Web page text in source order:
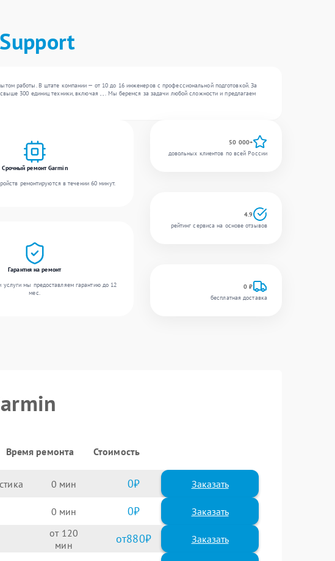
работы. В штате компании — от 10 до 16 инженеров с профессиональной подготовкой. За
300 единиц техники, включая , , . Мы беремся за задачи любой сложности и предлагаем
Срочный ремонт Garmin
ремонтируются в течении 60 минут.
Гарантия на ремонт
услуги мы предоставляем гарантию до 12
мес.
50 000+
довольных клиентов по всей России
4.9
рейтинг сервиса на основе отзывов
0 ₽
бесплатная доставка
Время ремонта Стоимость
0 0 Заказать
0 0 Заказать
120 880